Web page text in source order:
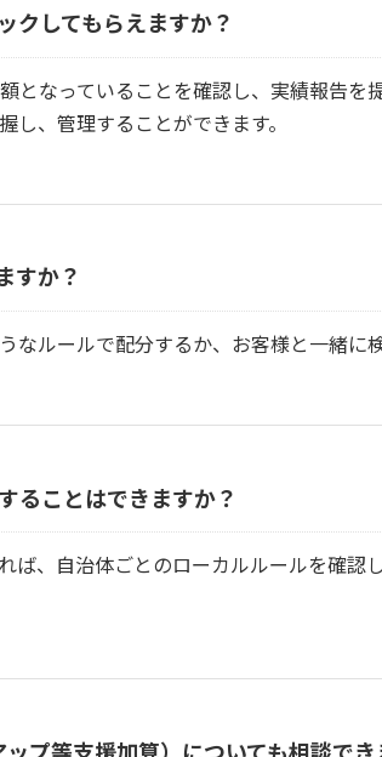
してもらえますか？
なっていることを確認し、実績報告を
、管理することができます。
すか？
ルールで配分するか、お客様と一緒に検
ることはできますか？
ば、自治体ごとのローカルルールを確認